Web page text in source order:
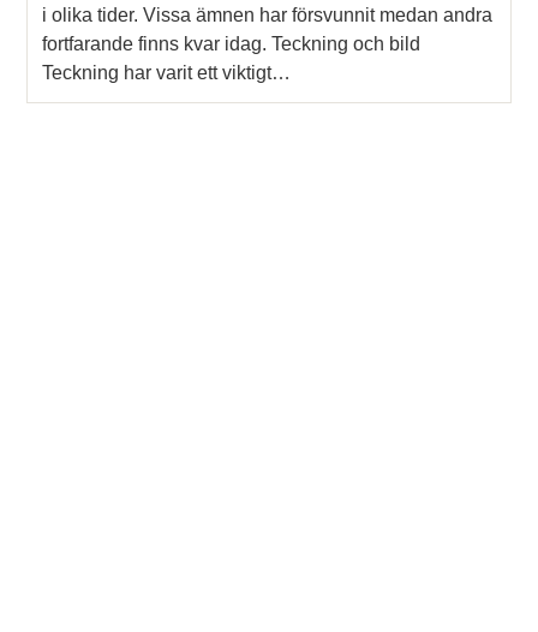
i olika tider. Vissa ämnen har försvunnit medan andra
fortfarande finns kvar idag. Teckning och bild
Teckning har varit ett viktigt…